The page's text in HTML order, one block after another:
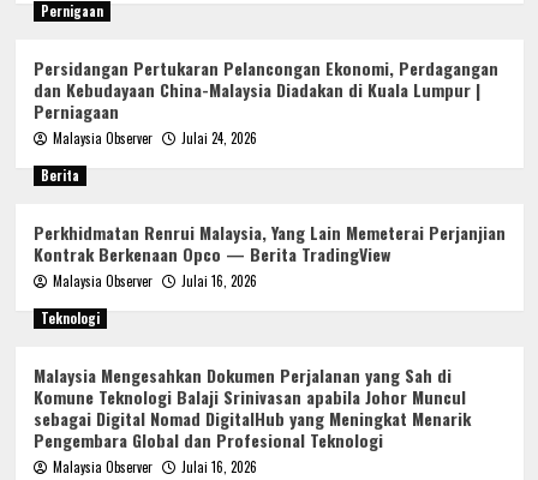
Pernigaan
Persidangan Pertukaran Pelancongan Ekonomi, Perdagangan
dan Kebudayaan China-Malaysia Diadakan di Kuala Lumpur |
Perniagaan
Malaysia Observer
Julai 24, 2026
Berita
Perkhidmatan Renrui Malaysia, Yang Lain Memeterai Perjanjian
Kontrak Berkenaan Opco — Berita TradingView
Malaysia Observer
Julai 16, 2026
Teknologi
Malaysia Mengesahkan Dokumen Perjalanan yang Sah di
Komune Teknologi Balaji Srinivasan apabila Johor Muncul
sebagai Digital Nomad DigitalHub yang Meningkat Menarik
Pengembara Global dan Profesional Teknologi
Malaysia Observer
Julai 16, 2026